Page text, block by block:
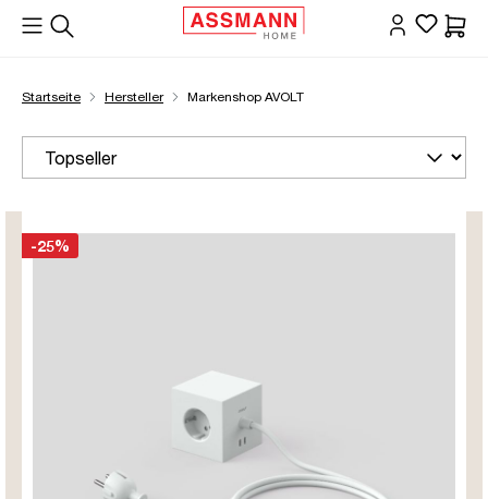
springen
Startseite Hersteller Markenshop AVOLT
-25%